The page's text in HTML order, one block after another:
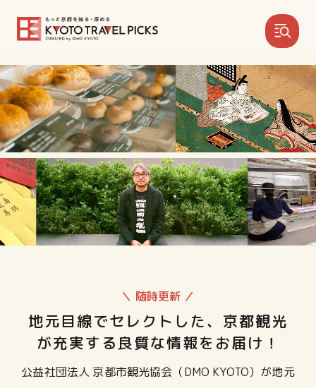
＼ 随時更新 ／
地元目線でセレクトした、京都観光
が充実する良質な情報をお届け！
公益社団法人 京都市観光協会（DMO KYOTO）が地元